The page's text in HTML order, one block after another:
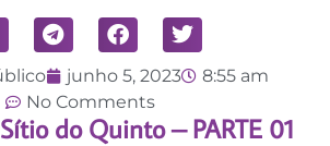
junho 5, 2023
8:55 am
No Comments
do Quinto – PARTE 01